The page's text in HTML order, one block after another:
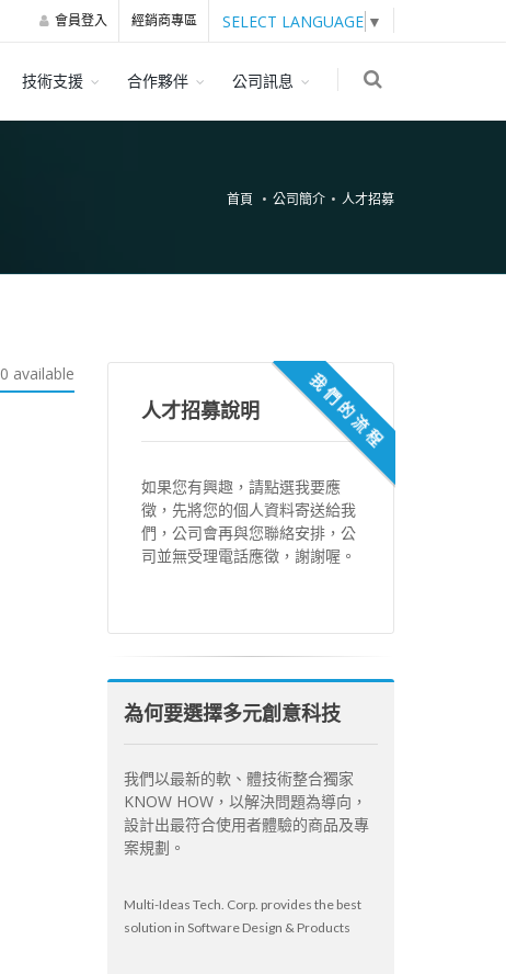
會員登入 經銷商專區 SELECT LANGUAGE ▼
技術支援 合作夥伴 公司訊息
首頁 公司簡介 人才招募
0 available 我們的流程
人才招募說明
如果您有興趣，請點選我要應
徵，先將您的個人資料寄送給我
們，公司會再與您聯絡安排，公
司並無受理電話應徵，謝謝喔。
為何要選擇多元創意科技
我們以最新的軟、體技術整合獨家
KNOW HOW，以解決問題為導向，
設計出最符合使用者體驗的商品及專
案規劃。
Multi-Ideas Tech. Corp. provides the best
solution in Software Design & Products